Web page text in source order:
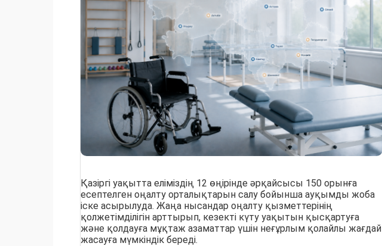
Қазіргі уақытта еліміздің 12 өңірінде әрқайсысы 150 орынға
есептелген оңалту орталықтарын салу бойынша ауқымды жоба
іске асырылуда. Жаңа нысандар оңалту қызметтерінің
қолжетімділігін арттырып, кезекті күту уақытын қысқартуға
және қолдауға мұқтаж азаматтар үшін неғұрлым қолайлы жағдай
жасауға мүмкіндік береді.